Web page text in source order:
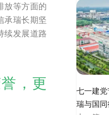
放等方面的
承瑞长期坚
续发展道路
，更
七一建
瑞与国